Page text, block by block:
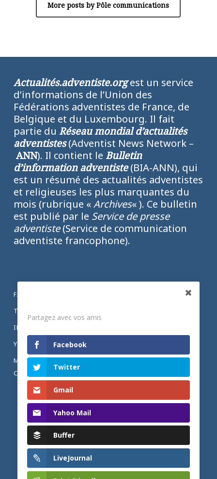
More posts by Pôle communications
Actualités.adventiste.orgest un service
d’informations de l’Union des
Fédérations adventistes de France, de
Belgique et du Luxembourg. Il fait
partie du Réseau mondial d’actualités
adventistes(Adventist News Network –
ANN). Il contient le Bulletin
d’information adventiste(BIA-ANN), qui
est un résumé des actualités adventistes
et religieuses les plus marquantes du
mois (rubrique «Archives« ). Ce bulletin
est publié par le Service de presse
adventiste(Service de communication
adventiste francophone).
FACEBOOK
TWITTER
INSTAGRAM
YOUTUBE
MENTIONS LÉGALES ET POLITIQUE DE
CONFIDENTIALITÉ
Partagez avec vos amis
Facebook
Twitter
Gmail
Yahoo Mail
Buffer
LiveJournal